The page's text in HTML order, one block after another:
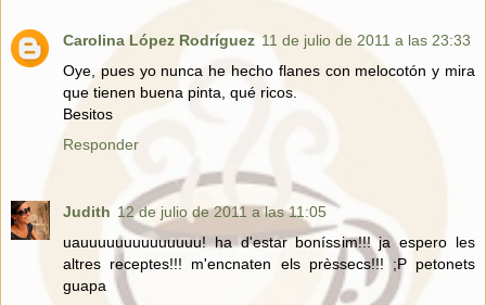
Carolina López Rodríguez 11 de julio de 2011 a las 23:33
Oye, pues yo nunca he hecho flanes con melocotón y mira
que tienen buena pinta, qué ricos.
Besitos
Responder
Judith 12 de julio de 2011 a las 11:05
uauuuuuuuuuuuuuu! ha d'estar boníssim!!! ja espero les
altres receptes!!! m'encnaten els prèssecs!!! ;P petonets
guapa